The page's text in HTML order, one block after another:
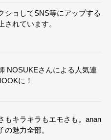
ショしてSNS等にアップする
されています。
NOSUKEさんによる人気連
に！
もキラキラもエモさも。anan
の魅力全部。